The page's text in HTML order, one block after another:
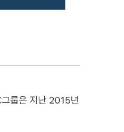
룹은 지난 2015년